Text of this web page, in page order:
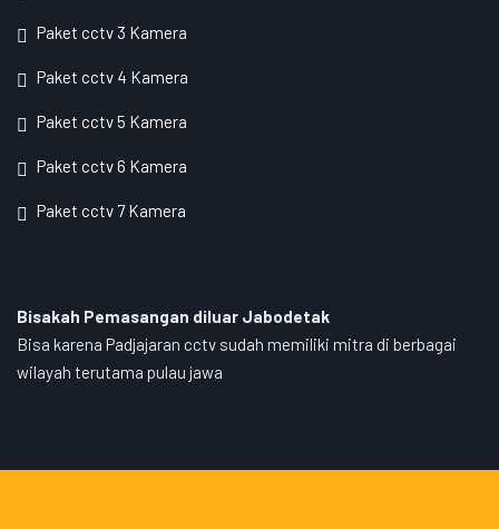
Paket cctv 3 Kamera
Paket cctv 4 Kamera
Paket cctv 5 Kamera
Paket cctv 6 Kamera
Paket cctv 7 Kamera
Bisakah Pemasangan diluar Jabodetak
Bisa karena Padjajaran cctv sudah memiliki mitra di berbagai
wilayah terutama pulau jawa